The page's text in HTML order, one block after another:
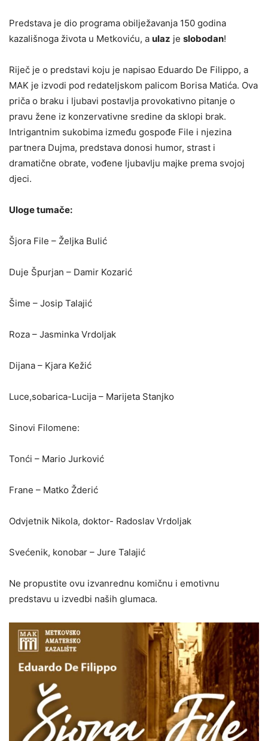
Predstava je dio programa obilježavanja 150 godina
kazališnoga života u Metkoviću, a ulaz je slobodan!
Riječ je o predstavi koju je napisao Eduardo De Filippo, a
MAK je izvodi pod redateljskom palicom Borisa Matića. Ova
priča o braku i ljubavi postavlja provokativno pitanje o
pravu žene iz konzervativne sredine da sklopi brak.
Intrigantnim sukobima između gospođe File i njezina
partnera Dujma, predstava donosi humor, strast i
dramatične obrate, vođene ljubavlju majke prema svojoj
djeci.
Uloge tumače:
Šjora File – Željka Bulić
Duje Špurjan – Damir Kozarić
Šime – Josip Talajić
Roza – Jasminka Vrdoljak
Dijana – Kjara Kežić
Luce,sobarica-Lucija – Marijeta Stanjko
Sinovi Filomene:
Tonći – Mario Jurković
Frane – Matko Žderić
Odvjetnik Nikola, doktor- Radoslav Vrdoljak
Svećenik, konobar – Jure Talajić
Ne propustite ovu izvanrednu komičnu i emotivnu
predstavu u izvedbi naših glumaca.